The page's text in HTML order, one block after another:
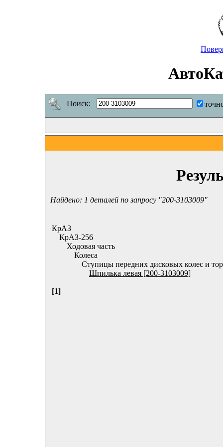
Поиск:
Найдено: 1 деталей по запросу "200-3103009"
КрАЗ
КрАЗ-256
Ходовая часть
Колеса
Ступицы передних дисковых колес и
Шпилька левая [200-3103009]
[1]